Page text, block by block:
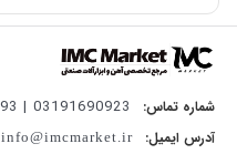
شماره تماس: 03191690923 | 09024002093
آدرس ایمیل: info@imcmarket.ir